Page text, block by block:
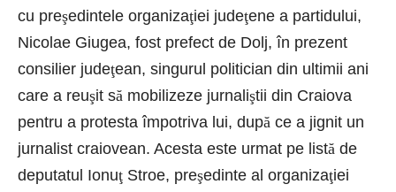
cu preşedintele organizaţiei judeţene a partidului,
Nicolae Giugea, fost prefect de Dolj, în prezent
consilier judeţean, singurul politician din ultimii ani
care a reuşit să mobilizeze jurnaliştii din Craiova
pentru a protesta împotriva lui, după ce a jignit un
jurnalist craiovean. Acesta este urmat pe listă de
deputatul Ionuţ Stroe, preşedinte al organizaţiei